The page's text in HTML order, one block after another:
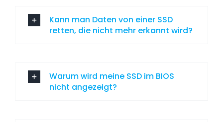
Kann man Daten von einer SSD
retten, die nicht mehr erkannt wird?
Warum wird meine SSD im BIOS
nicht angezeigt?